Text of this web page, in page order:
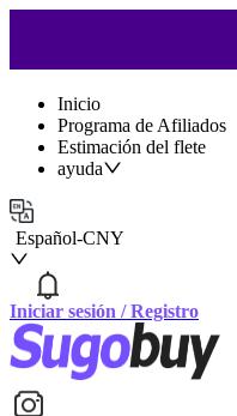
Inicio
Programa de Afiliados
Estimación del flete
ayuda
Español-CNY
Iniciar sesión /Registro